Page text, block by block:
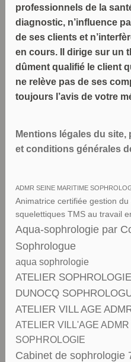
professionnels de la
diagnostic, n’influence
de ses clients et
en cours. Il dirige sur un
dûment qualifié le client
ne relève pas de ses
toujours l’avis de votre
Mentions légales du
et conditions générales
ADMR SEINE MARITIME
Animatrice certifiée gestion
squelettiques TMS au travail
Aqua-sophrologie par
Sophrologue
aqua sophrologie
ATELIER
DUNOCQ
ATELIER VILL AGE
ATELIER VILL'AGE
SOPHROLOGIE
Cabinet de sophrologie